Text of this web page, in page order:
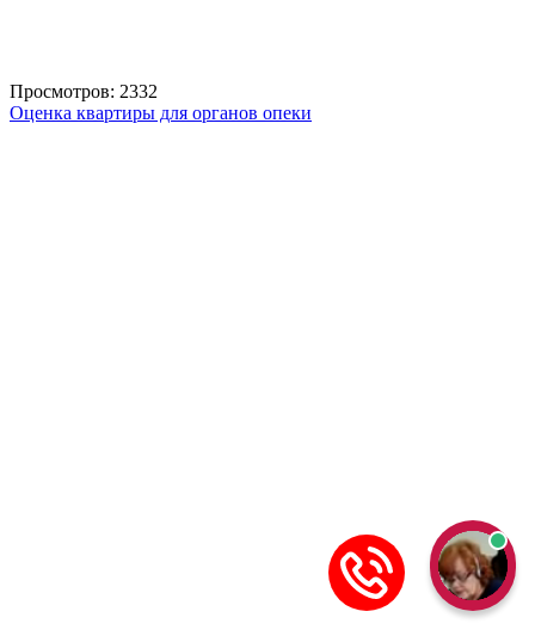
Просмотров: 2332
Оценка квартиры для органов опеки